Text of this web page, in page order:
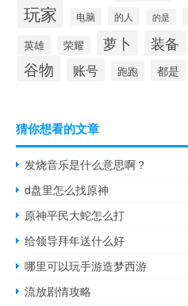
玩家 电脑 的人 的是
英雄 荣耀 萝卜 装备
谷物 账号 跑跑 都是
猜你想看的文章
发烧音乐是什么意思啊？
d盘里怎么找原神
原神平民大蛇怎么打
给领导拜年送什么好
哪里可以玩手游造梦西游
流放剧情攻略